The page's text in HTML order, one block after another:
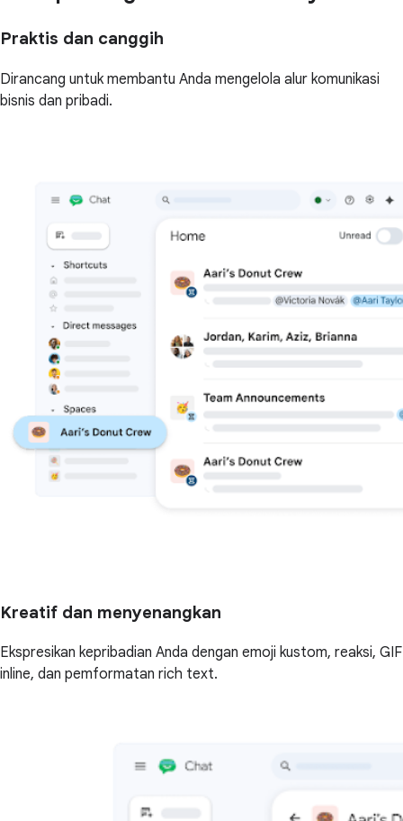
Praktis dan canggih
Dirancang untuk membantu Anda mengelola alur komunikasi
bisnis dan pribadi.
Kreatif dan menyenangkan
Ekspresikan kepribadian Anda dengan emoji kustom, reaksi, GIF
inline, dan pemformatan rich text.